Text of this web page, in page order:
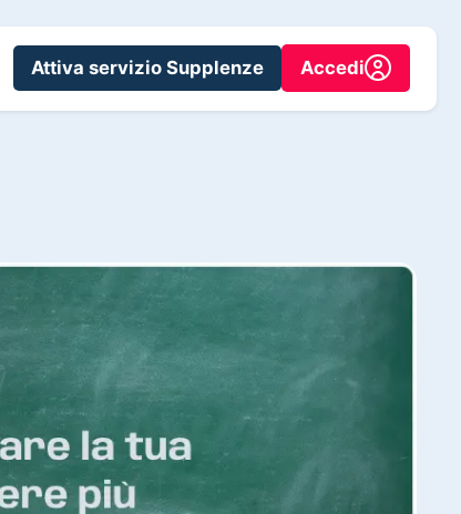
Attiva servizio Supplenze Accedi